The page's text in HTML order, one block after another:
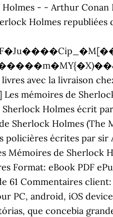
Holmes - - Arthur Conan
Holmes republiées
avec la livraison
‎Les mémoires de
Holmes écrit
Sherlock Holmes
policières écrites par
Mémoires de Sherlock
Format: eBook PDF
61 Commentaires
PC, android, iOS
que concebia